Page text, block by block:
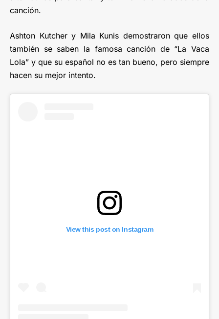
canción.
Ashton Kutcher y Mila Kunis demostraron que ellos
también se saben la famosa canción de “La Vaca
Lola” y que su español no es tan bueno, pero siempre
hacen su mejor intento.
View this post on Instagram